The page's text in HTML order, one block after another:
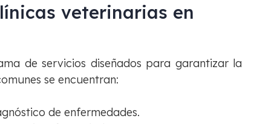
veterinarias en
de servicios diseñados para garantizar la
se encuentran:
de enfermedades.